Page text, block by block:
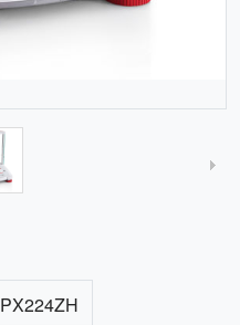
PX224ZH